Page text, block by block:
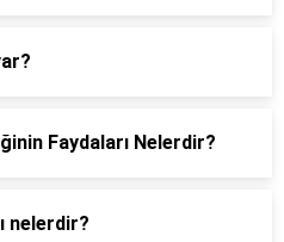
Faydaları Nelerdir?
nelerdir?